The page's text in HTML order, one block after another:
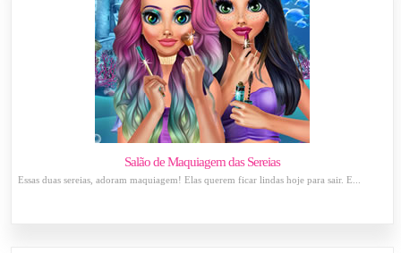
Salão de Maquiagem das Sereias
Essas duas sereias, adoram maquiagem! Elas querem ficar lindas hoje para sair. E...